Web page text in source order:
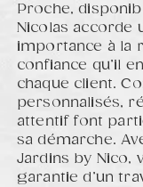
Proche,
Nicolas accorde
importance à la
confiance qu’il
chaque client.
personnalisés,
attentif font
sa démarche.
Jardins by Nico,
garantie d’un